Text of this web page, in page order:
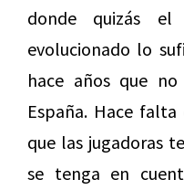
donde quizás
evolucionado lo
hace años que
España. Hace
que las jugadoras
se tenga en